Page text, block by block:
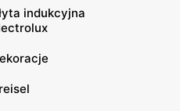
indukcyjna